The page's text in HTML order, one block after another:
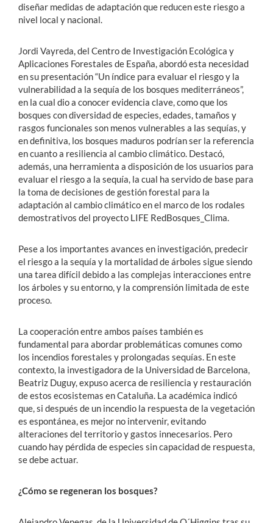
diseñar medidas de adaptación que reducen este riesgo a
nivel local y nacional.
Jordi Vayreda, del Centro de Investigación Ecológica y
Aplicaciones Forestales de España, abordó esta necesidad
en su presentación “Un índice para evaluar el riesgo y la
vulnerabilidad a la sequía de los bosques mediterráneos”,
en la cual dio a conocer evidencia clave, como que los
bosques con diversidad de especies, edades, tamaños y
rasgos funcionales son menos vulnerables a las sequías, y
en definitiva, los bosques maduros podrían ser la referencia
en cuanto a resiliencia al cambio climático. Destacó,
además, una herramienta a disposición de los usuarios para
evaluar el riesgo a la sequía, la cual ha servido de base para
la toma de decisiones de gestión forestal para la
adaptación al cambio climático en el marco de los rodales
demostrativos del proyecto LIFE RedBosques_Clima.
Pese a los importantes avances en investigación, predecir
el riesgo a la sequía y la mortalidad de árboles sigue siendo
una tarea difícil debido a las complejas interacciones entre
los árboles y su entorno, y la comprensión limitada de este
proceso.
La cooperación entre ambos países también es
fundamental para abordar problemáticas comunes como
los incendios forestales y prolongadas sequías. En este
contexto, la investigadora de la Universidad de Barcelona,
Beatriz Duguy, expuso acerca de resiliencia y restauración
de estos ecosistemas en Cataluña. La académica indicó
que, si después de un incendio la respuesta de la vegetación
es espontánea, es mejor no intervenir, evitando
alteraciones del territorio y gastos innecesarios. Pero
cuando hay pérdida de especies sin capacidad de respuesta,
se debe actuar.
¿Cómo se regeneran los bosques?